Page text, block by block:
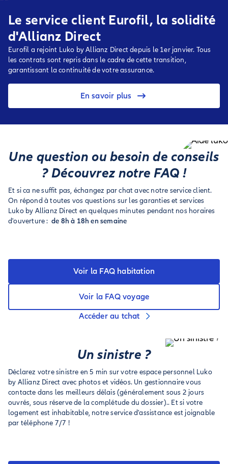
Le service client Eurofil, la solidité
d'Allianz Direct
Eurofil a rejoint Luko by Allianz Direct depuis le 1er janvier. Tous
les contrats sont repris dans le cadre de cette transition,
garantissant la continuité de votre assurance.
En savoir plus
Une question ou besoin de conseils
? Découvrez notre FAQ !
Et si ca ne suffit pas, échangez par chat avec notre service client.
On répond à toutes vos questions sur les garanties et services
Luko by Allianz Direct en quelques minutes pendant nos horaires
d'ouverture : de 8h à 18h en semaine
Voir la FAQ voyage
Voir la FAQ habitation
Accéder au tchat
Un sinistre ?
Déclarez votre sinistre en 5 min sur votre espace personnel Luko
by Allianz Direct avec photos et vidéos. Un gestionnaire vous
contacte dans les meilleurs délais (généralement sous 2 jours
ouvrés, sous réserve de la complétude du dossier).. Et si votre
logement est inhabitable, notre service d'assistance est joignable
par téléphone 7/7 !